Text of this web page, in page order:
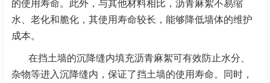
的使用寿命。此外，与其他材料相比，沥青麻絮不易缩
水、老化和脆化，其使用寿命较长，能够降低墙体的维护
成本。
在挡土墙的沉降缝内填充沥青麻絮可有效防止水分、
杂物等进入沉降缝内，保证了挡土墙的使用寿命。同时，